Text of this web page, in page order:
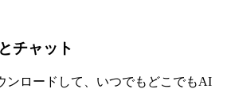
チャット
ンロードして、いつでもどこでもAI